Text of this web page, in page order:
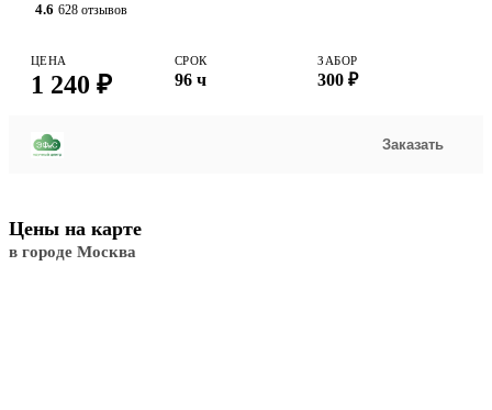
4.6 628 отзывов
ЦЕНА
1 240 ₽
СРОК
96 ч
ЗАБОР
300 ₽
Заказать
Цены на карте
в городе Москва